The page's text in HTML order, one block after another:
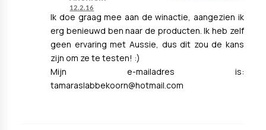
12.2.16
Ik doe graag mee aan de winactie, aangezien ik
erg benieuwd ben naar de producten. Ik heb zelf
geen ervaring met Aussie, dus dit zou de kans
zijn om ze te testen! :)
Mijn e-mailadres is:
tamaraslabbekoorn@hotmail.com